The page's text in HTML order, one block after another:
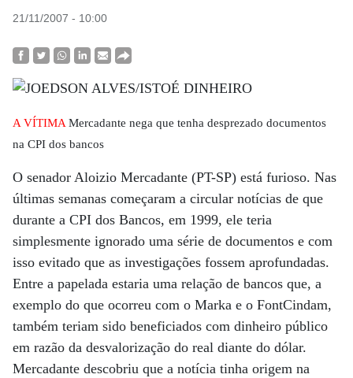
21/11/2007 - 10:00
A VÍTIMAMercadante nega que tenha desprezado documentos
na CPI dos bancos
O senador Aloizio Mercadante (PT-SP) está furioso. Nas
últimas semanas começaram a circular notícias de que
durante a CPI dos Bancos, em 1999, ele teria
simplesmente ignorado uma série de documentos e com
isso evitado que as investigações fossem aprofundadas.
Entre a papelada estaria uma relação de bancos que, a
exemplo do que ocorreu com o Marka e o FontCindam,
também teriam sido beneficiados com dinheiro público
em razão da desvalorização do real diante do dólar.
Mercadante descobriu que a notícia tinha origem na